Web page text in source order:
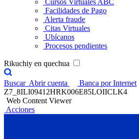
Cursos Virtuales ABC
Facilidades de Pago
Alerta fraude
Citas Virtuales
Ubícanos
Procesos pendientes
Rikuchiy en quechua
Buscar Abrir cuenta
Banca por Internet
Z7_8ILI09412HRK006E85LOIICLK4
Web Content Viewer
Acciones